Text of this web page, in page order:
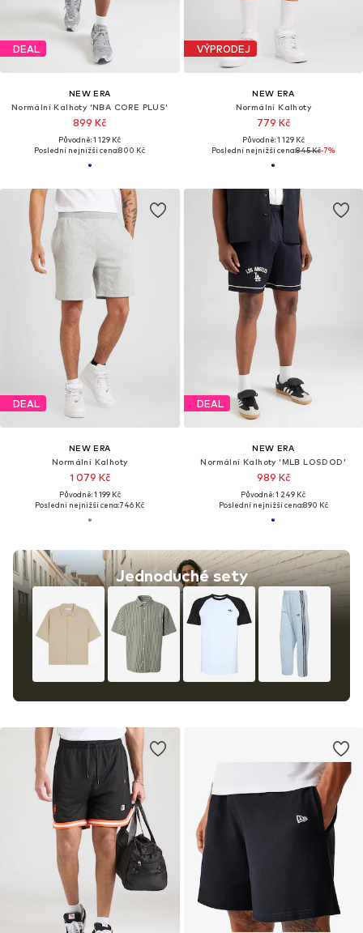
DEAL
NEW ERA
Normální Kalhoty 'NBA CORE PLUS'
899 Kč
Původně: 1 129 Kč
Poslední nejnižší cena:800 Kč
VÝPRODEJ
NEW ERA
Normální Kalhoty
779 Kč
Původně: 1 129 Kč
Poslední nejnižší cena:845 Kč-7%
DEAL
NEW ERA
Normální Kalhoty
1 079 Kč
Původně: 1 199 Kč
Poslední nejnižší cena:746 Kč
Jednoduché sety
DEAL
NEW ERA
Normální Kalhoty 'MLB LOSDOD'
989 Kč
Původně: 1 249 Kč
Poslední nejnižší cena:890 Kč